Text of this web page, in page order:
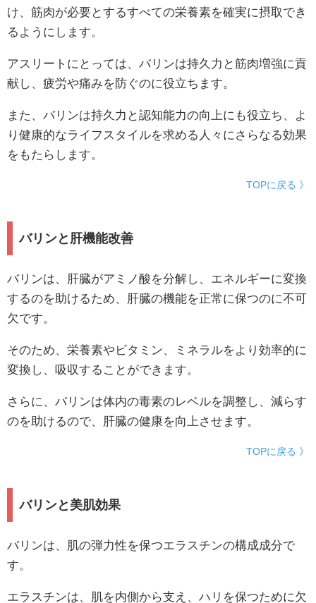
け、筋肉が必要とするすべての栄養素を確実に摂取でき
るようにします。
アスリートにとっては、バリンは持久力と筋肉増強に貢
献し、疲労や痛みを防ぐのに役立ちます。
また、バリンは持久力と認知能力の向上にも役立ち、よ
り健康的なライフスタイルを求める人々にさらなる効果
をもたらします。
TOPに戻る 》
バリンと肝機能改善
バリンは、肝臓がアミノ酸を分解し、エネルギーに変換
するのを助けるため、肝臓の機能を正常に保つのに不可
欠です。
そのため、栄養素やビタミン、ミネラルをより効率的に
変換し、吸収することができます。
さらに、バリンは体内の毒素のレベルを調整し、減らす
のを助けるので、肝臓の健康を向上させます。
TOPに戻る 》
バリンと美肌効果
バリンは、肌の弾力性を保つエラスチンの構成成分で
す。
エラスチンは、肌を内側から支え、ハリを保つために欠